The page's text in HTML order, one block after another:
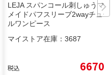
LEJA スパンコール刺しゅうマー
メイドパフスリーブ2wayチュー
ルワンピース
マイストア在庫： 3687
税込 6670